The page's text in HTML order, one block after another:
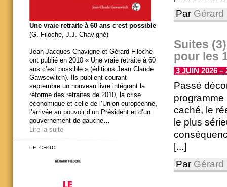
Par Gérard
Suites
pour les
3 JUIN 2026 –
Passé
programme
caché, le
le plus
[...]
Par Gérard
Une vraie retraite à 60 ans c‘est possible
(G. Filoche, J.J. Chavigné)
Jean-Jacques Chavigné et Gérard Filoche
ont publié en 2010 « Une vraie retraite à 60
ans c’est possible » (éditions Jean Claude
Gawsewitch). Ils publient courant
septembre un nouveau livre intégrant la
réforme des retraites de 2010, la crise
économique et celle de l’Union européenne,
l’arrivée au pouvoir d’un Président et d’un
gouvernement de gauche…
Lire la suite
LE CHOC